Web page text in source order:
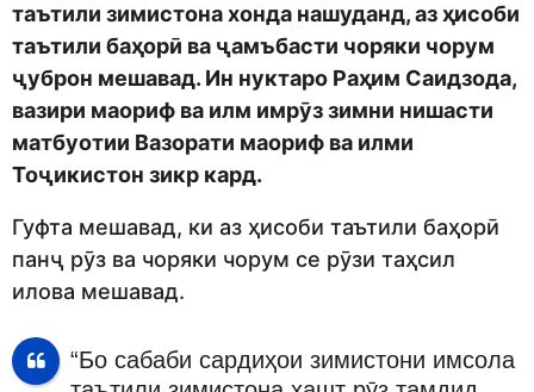
таътили зимистона хонда нашуданд, аз ҳисоби
таътили баҳорӣ ва ҷамъбасти чоряки чорум
ҷуброн мешавад. Ин нуктаро Раҳим Саидзода,
вазири маориф ва илм имрӯз зимни нишасти
матбуотии Вазорати маориф ва илми
Тоҷикистон зикр кард.
Гуфта мешавад, ки аз ҳисоби таътили баҳорӣ
панҷ рӯз ва чоряки чорум се рӯзи таҳсил
илова мешавад.
“Бо сабаби сардиҳои зимистони имсола